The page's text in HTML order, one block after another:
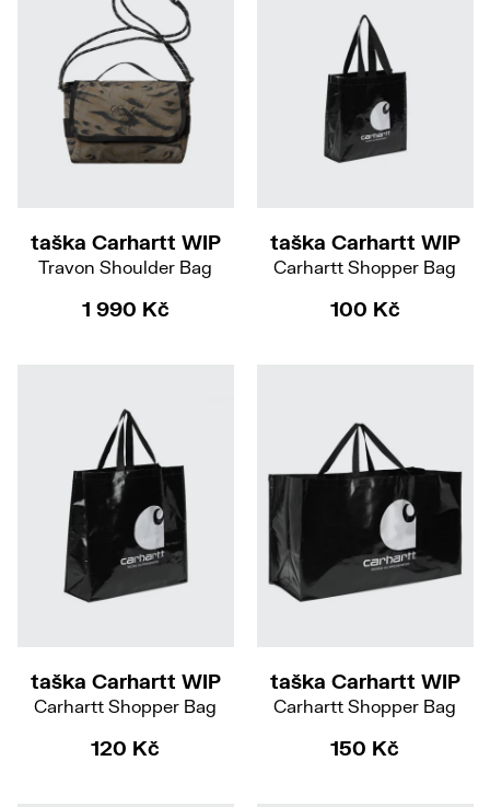
taška Carhartt WIP
Travon Shoulder Bag
1 990 Kč
taška Carhartt WIP
Carhartt Shopper Bag
100 Kč
taška Carhartt WIP
Carhartt Shopper Bag
120 Kč
taška Carhartt WIP
Carhartt Shopper Bag
150 Kč